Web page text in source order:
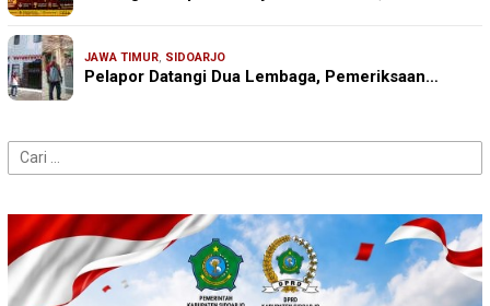
JAWA TIMUR, SIDOARJO
Pelapor Datangi Dua Lembaga, Pemeriksaan…
Cari
untuk: